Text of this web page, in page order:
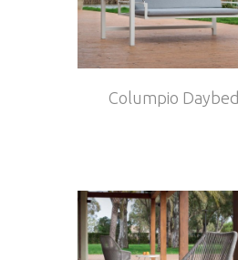
Columpio Daybed